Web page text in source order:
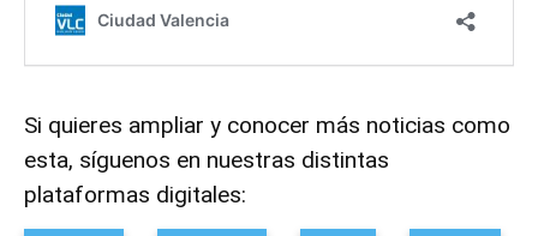
Si quieres ampliar y conocer más noticias como
esta, síguenos en nuestras distintas
plataformas digitales: